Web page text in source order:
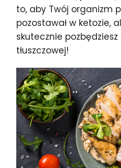
to, aby Twój organizm
pozostawał w ketozie,
skutecznie
tłuszczowej!